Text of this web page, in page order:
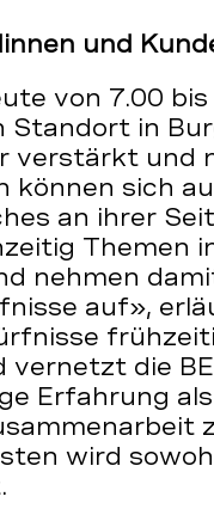
und
von 7.00 bis
Standort in
verstärkt und
können sich
an ihrer
Themen
nehmen
auf»,
die
Erfahrung als
wird